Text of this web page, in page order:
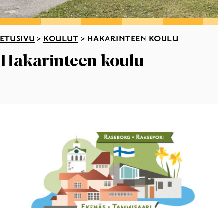
ETUSIVU > KOULUT > HAKARINTEEN KOULU
Hakarinteen koulu